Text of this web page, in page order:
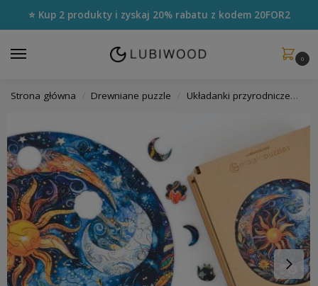
⭐ Kup 2 produkty i zyskaj 20% rabatu z kodem 20FOR2
0
Strona główna / Drewniane puzzle / Układanki przyrodnicze